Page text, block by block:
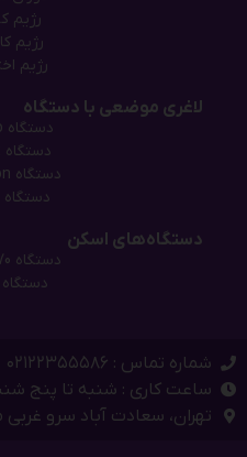
رژیم
رژیم
رژیم
لاغری موضعی با دستگاه
دستگاه‌ volcano
دستگاه‌ slim fit
دستگاه cavitation
دستگاه mCare
دستگاه‌های اسکن
دستگاه inbody270
دستگاه QRMA
شماره تماس : ۰۲۱۲۲۳۵۵۵۸۶
ساعت کاری : شنبه تا پنج شنبه 15 الی
تهران، سعادت آباد سرو غربی